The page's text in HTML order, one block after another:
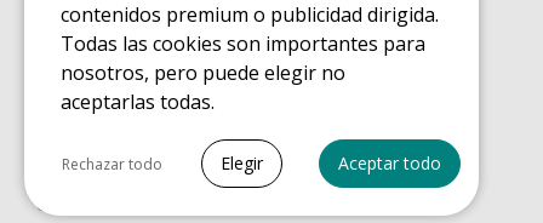
GUÍA DE COMPRA
Guía de compra para las camas elásticas de ocio
GUÍA DE INSTALACIÓN
Guía de montaje para la cama elástica de ocio
Guía de mantenimiento de las camas elásticas de ocio
Guía de descubrimiento de las camas elásticas de ocio
contenidos premium o publicidad dirigida.
Todas las cookies son importantes para
nosotros, pero puede elegir no
aceptarlas todas.
Seleccionar todo
Cookies necesarias
Rechazar todo Elegir Aceptar todo